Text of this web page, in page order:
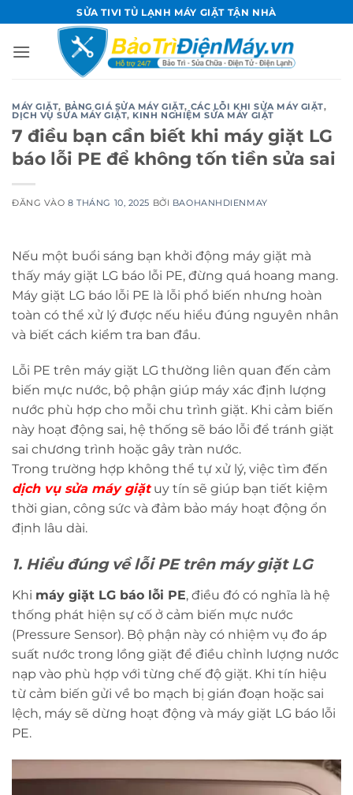
qua
nội
SỬA TIVI TỦ LẠNH MÁY GIẶT TẬN NHÀ
MÁY GIẶT, BẢNG GIÁ SỬA MÁY GIẶT, CÁC LỖI KHI SỬA MÁY GIẶT,
DỊCH VỤ SỬA MÁY GIẶT, KINH NGHIỆM SỬA MÁY GIẶT
7 điều bạn cần biết khi máy giặt LG
báo lỗi PE để không tốn tiền sửa sai
ĐĂNG VÀO8 THÁNG 10, 2025 BỞI BAOHANHDIENMAY
Nếu một buổi sáng bạn khởi động máy giặt mà
thấy máy giặt LG báo lỗi PE, đừng quá hoang mang.
Máy giặt LG báo lỗi PE là lỗi phổ biến nhưng hoàn
toàn có thể xử lý được nếu hiểu đúng nguyên nhân
và biết cách kiểm tra ban đầu.
Lỗi PE trên máy giặt LG thường liên quan đến cảm
biến mực nước, bộ phận giúp máy xác định lượng
nước phù hợp cho mỗi chu trình giặt. Khi cảm biến
này hoạt động sai, hệ thống sẽ báo lỗi để tránh giặt
sai chương trình hoặc gây tràn nước.
Trong trường hợp không thể tự xử lý, việc tìm đến
dịch vụ sửa máy giặtuy tín sẽ giúp bạn tiết kiệm
thời gian, công sức và đảm bảo máy hoạt động ổn
định lâu dài.
1. Hiểu đúng về lỗi PE trên máy giặt LG
Khi máy giặt LG báo lỗi PE, điều đó có nghĩa là hệ
thống phát hiện sự cố ở cảm biến mực nước
(Pressure Sensor). Bộ phận này có nhiệm vụ đo áp
suất nước trong lồng giặt để điều chỉnh lượng nước
nạp vào phù hợp với từng chế độ giặt. Khi tín hiệu
từ cảm biến gửi về bo mạch bị gián đoạn hoặc sai
lệch, máy sẽ dừng hoạt động và máy giặt LG báo lỗi
PE.